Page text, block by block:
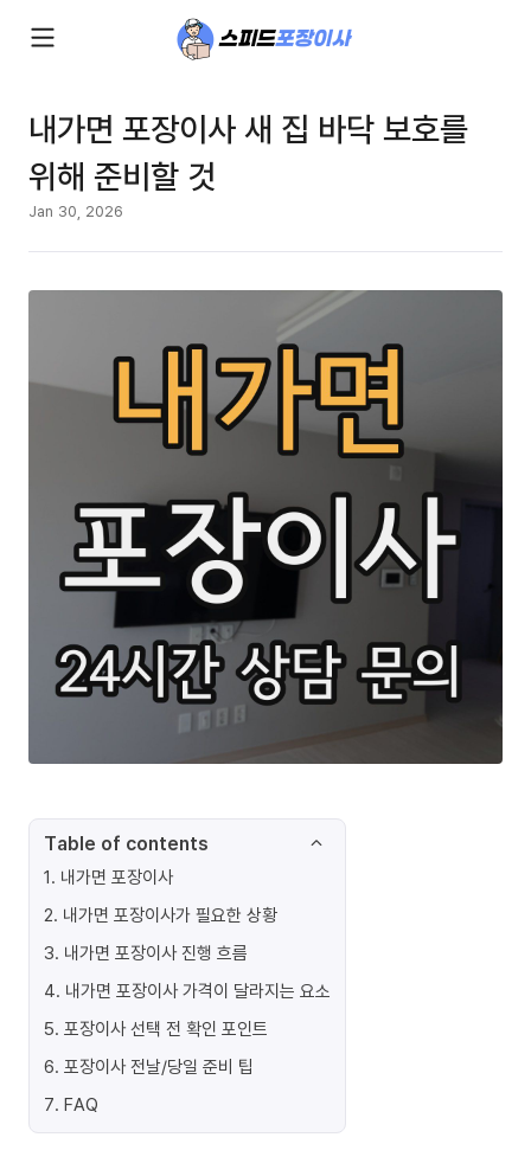
내가면 포장이사 새 집 바닥 보호를
위해 준비할 것
Jan 30, 2026
Table of contents
1. 내가면 포장이사
2. 내가면 포장이사가 필요한 상황
3. 내가면 포장이사 진행 흐름
4. 내가면 포장이사 가격이 달라지는 요소
5. 포장이사 선택 전 확인 포인트
6. 포장이사 전날/당일 준비 팁
7. FAQ